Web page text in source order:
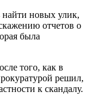
найти новых улик,
отчетов о
была
того, как в
решил,
к скандалу.